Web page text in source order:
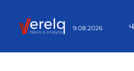
9.08.2026